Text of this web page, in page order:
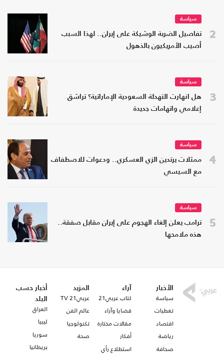
2
سياسة
تفاصيل الضربة الوشيكة على إيران.. لهذا السبب
أصيب الأمريكيون بالذهول
3
سياسة
هل انهارت التهدئة السعودية الإماراتية؟ تراشق
إعلامي واتهامات جديدة
4
سياسة
ممثلات يرتدين الزي العسكري.. ودعوات للاصطفاف
مع السيسي
5
سياسة
ترامب يعلن إلغاء الهجوم على إيران مقابل صفقة..
هذه ملامحها
الأخبار
سياسة
تغطيات
اقتصاد
رياضة
صحافة
آراء
كتاب عربي21
قضايا وآراء
مقالات مختارة
أفكار
استطلاع رأي
المزيد
عربي21 TV
عالم الفن
تكنولوجيا
صحة
أخبار حسب
البلد
العراق
ليبيا
سوريا
بريطانيا